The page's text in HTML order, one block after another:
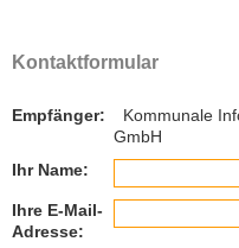
Anfahrt
Impressum
Datenschutz
Streitbeilegung
Barrierefreiheit
Kontaktformular
Empfänger:
Kommunale
GmbH
Ihr Name:
Ihre E-Mail-
Adresse: